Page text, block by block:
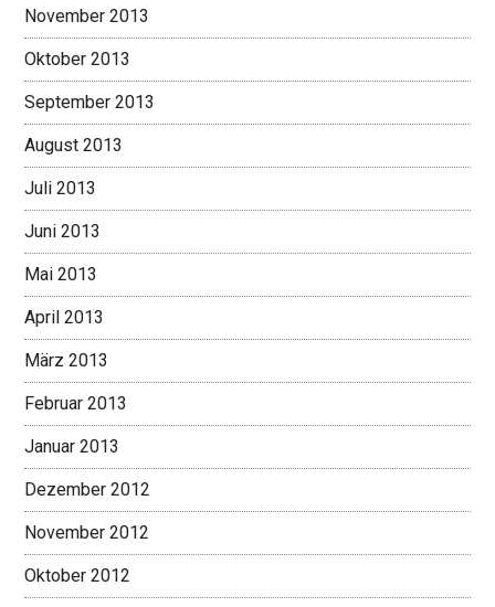
November 2013
Oktober 2013
September 2013
August 2013
Juli 2013
Juni 2013
Mai 2013
April 2013
März 2013
Februar 2013
Januar 2013
Dezember 2012
November 2012
Oktober 2012